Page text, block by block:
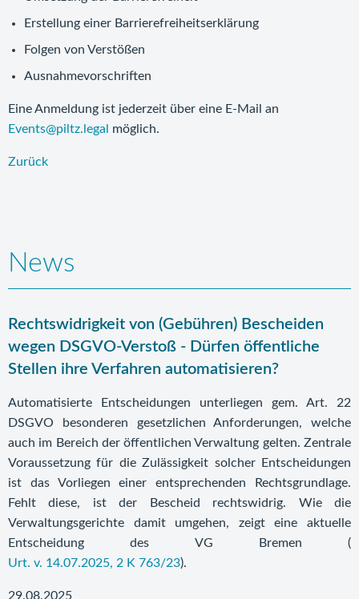
Erstellung einer Barrierefreiheitserklärung
Folgen von Verstößen
Ausnahmevorschriften
Eine Anmeldung ist jederzeit über eine E-Mail an
Events@piltz.legal
möglich.
Zurück
News
Rechtswidrigkeit von (Gebühren) Bescheiden
wegen DSGVO-Verstoß - Dürfen öffentliche
Stellen ihre Verfahren automatisieren?
Automatisierte Entscheidungen unterliegen gem. Art. 22
DSGVO besonderen gesetzlichen Anforderungen, welche
auch im Bereich der öffentlichen Verwaltung gelten. Zentrale
Voraussetzung für die Zulässigkeit solcher Entscheidungen
ist das Vorliegen einer entsprechenden Rechtsgrundlage.
Fehlt diese, ist der Bescheid rechtswidrig. Wie die
Verwaltungsgerichte damit umgehen, zeigt eine aktuelle
Entscheidung des VG Bremen (
Urt. v. 14.07.2025, 2 K 763/23).
29.08.2025